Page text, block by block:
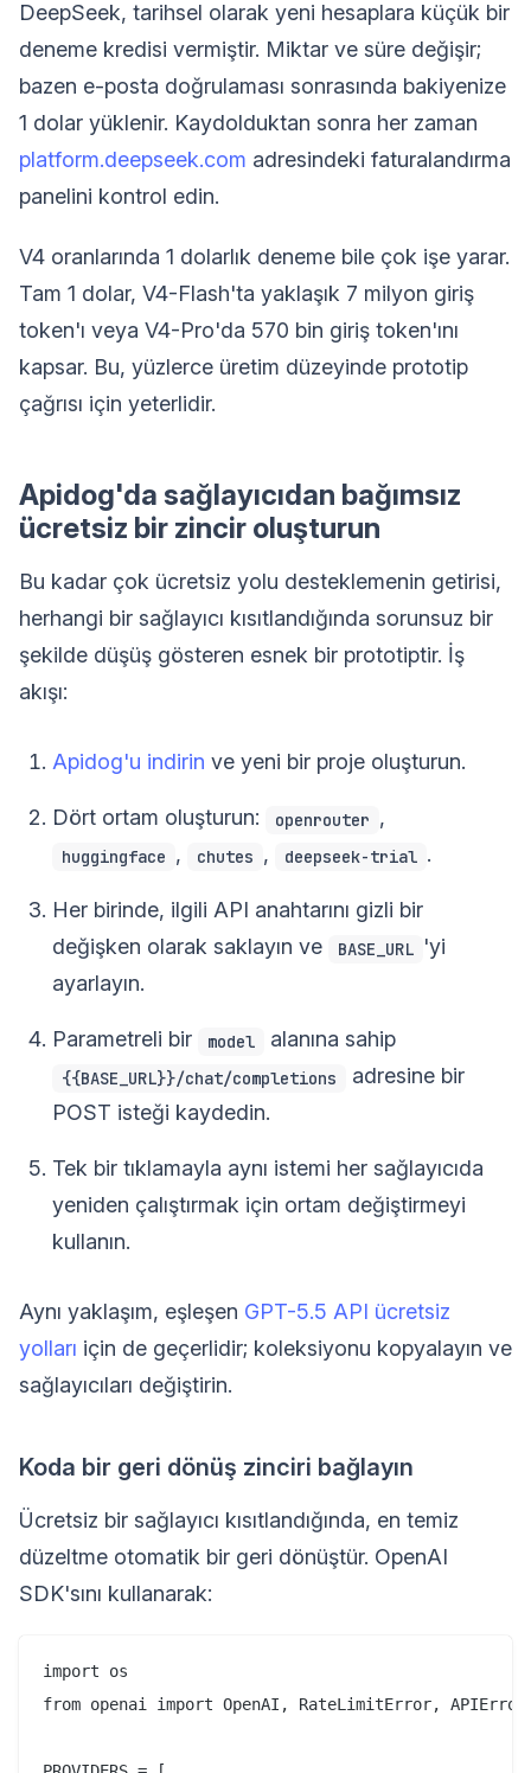
DeepSeek, tarihsel olarak yeni hesaplara küçük bir
deneme kredisi vermiştir. Miktar ve süre değişir;
bazen e-posta doğrulaması sonrasında bakiyenize
1 dolar yüklenir. Kaydolduktan sonra her zaman
platform.deepseek.com adresindeki faturalandırma
panelini kontrol edin.
V4 oranlarında 1 dolarlık deneme bile çok işe yarar.
Tam 1 dolar, V4-Flash'ta yaklaşık 7 milyon giriş
token'ı veya V4-Pro'da 570 bin giriş token'ını
kapsar. Bu, yüzlerce üretim düzeyinde prototip
çağrısı için yeterlidir.
Apidog'da sağlayıcıdan bağımsız
ücretsiz bir zincir oluşturun
Bu kadar çok ücretsiz yolu desteklemenin getirisi,
herhangi bir sağlayıcı kısıtlandığında sorunsuz bir
şekilde düşüş gösteren esnek bir prototiptir. İş
akışı:
Apidog'u indirin ve yeni bir proje oluşturun.
Dört ortam oluşturun: openrouter ,
huggingface , chutes , deepseek-trial .
Her birinde, ilgili API anahtarını gizli bir
değişken olarak saklayın ve
BASE_URL 'yi
ayarlayın.
Parametreli bir model alanına sahip
{{BASE_URL}}/chat/completions
adresine bir
POST isteği kaydedin.
Tek bir tıklamayla aynı istemi her sağlayıcıda
yeniden çalıştırmak için ortam değiştirmeyi
kullanın.
Aynı yaklaşım, eşleşen GPT-5.5 API ücretsiz
yolları için de geçerlidir; koleksiyonu kopyalayın ve
sağlayıcıları değiştirin.
Koda bir geri dönüş zinciri bağlayın
Ücretsiz bir sağlayıcı kısıtlandığında, en temiz
düzeltme otomatik bir geri dönüştür. OpenAI
SDK'sını kullanarak:
import os
from openai import OpenAI, RateLimitError, APIError